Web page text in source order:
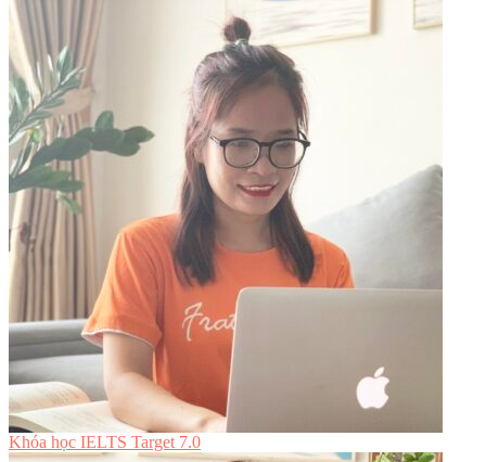
Khóa học IELTS Target 7.0